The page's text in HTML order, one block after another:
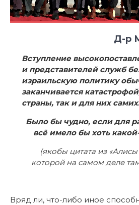
Д-р
Вступление
и представителей служб
израильскую политику
заканчивается
страны, так и для них
Было бы чудно, если для
всё имело бы хоть
(якобы цитата из
которой на самом деле
Вряд ли, что-либо иное